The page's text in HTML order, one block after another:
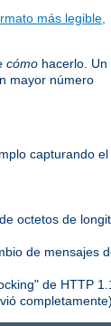
más legible,
cómo hacerlo. Un
mayor número
capturando el
octetos de
de mensajes
de HTTP
completamente).